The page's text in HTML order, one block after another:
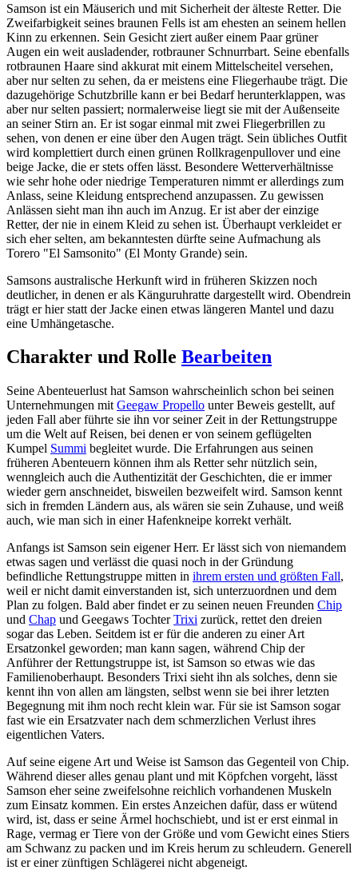
Samson ist ein Mäuserich und mit Sicherheit der älteste Retter. Die
Zweifarbigkeit seines braunen Fells ist am ehesten an seinem hellen
Kinn zu erkennen. Sein Gesicht ziert außer einem Paar grüner
Augen ein weit ausladender, rotbrauner Schnurrbart. Seine ebenfalls
rotbraunen Haare sind akkurat mit einem Mittelscheitel versehen,
aber nur selten zu sehen, da er meistens eine Fliegerhaube trägt. Die
dazugehörige Schutzbrille kann er bei Bedarf herunterklappen, was
aber nur selten passiert; normalerweise liegt sie mit der Außenseite
an seiner Stirn an. Er ist sogar einmal mit zwei Fliegerbrillen zu
sehen, von denen er eine über den Augen trägt. Sein übliches Outfit
wird komplettiert durch einen grünen Rollkragenpullover und eine
beige Jacke, die er stets offen lässt. Besondere Wetterverhältnisse
wie sehr hohe oder niedrige Temperaturen nimmt er allerdings zum
Anlass, seine Kleidung entsprechend anzupassen. Zu gewissen
Anlässen sieht man ihn auch im Anzug. Er ist aber der einzige
Retter, der nie in einem Kleid zu sehen ist. Überhaupt verkleidet er
sich eher selten, am bekanntesten dürfte seine Aufmachung als
Torero "El Samsonito" (El Monty Grande) sein.
Samsons australische Herkunft wird in früheren Skizzen noch
deutlicher, in denen er als Känguruhratte dargestellt wird. Obendrein
trägt er hier statt der Jacke einen etwas längeren Mantel und dazu
eine Umhängetasche.
Charakter und Rolle Bearbeiten
Seine Abenteuerlust hat Samson wahrscheinlich schon bei seinen
Unternehmungen mit Geegaw Propello unter Beweis gestellt, auf
jeden Fall aber führte sie ihn vor seiner Zeit in der Rettungstruppe
um die Welt auf Reisen, bei denen er von seinem geflügelten
Kumpel Summi begleitet wurde. Die Erfahrungen aus seinen
früheren Abenteuern können ihm als Retter sehr nützlich sein,
wenngleich auch die Authentizität der Geschichten, die er immer
wieder gern anschneidet, bisweilen bezweifelt wird. Samson kennt
sich in fremden Ländern aus, als wären sie sein Zuhause, und weiß
auch, wie man sich in einer Hafenkneipe korrekt verhält.
Anfangs ist Samson sein eigener Herr. Er lässt sich von niemandem
etwas sagen und verlässt die quasi noch in der Gründung
befindliche Rettungstruppe mitten in ihrem ersten und größten Fall,
weil er nicht damit einverstanden ist, sich unterzuordnen und dem
Plan zu folgen. Bald aber findet er zu seinen neuen Freunden Chip
und Chap und Geegaws TochterTrixi zurück, rettet den dreien
sogar das Leben. Seitdem ist er für die anderen zu einer Art
Ersatzonkel geworden; man kann sagen, während Chip der
Anführer der Rettungstruppe ist, ist Samson so etwas wie das
Familienoberhaupt. Besonders Trixi sieht ihn als solches, denn sie
kennt ihn von allen am längsten, selbst wenn sie bei ihrer letzten
Begegnung mit ihm noch recht klein war. Für sie ist Samson sogar
fast wie ein Ersatzvater nach dem schmerzlichen Verlust ihres
eigentlichen Vaters.
Auf seine eigene Art und Weise ist Samson das Gegenteil von Chip.
Während dieser alles genau plant und mit Köpfchen vorgeht, lässt
Samson eher seine zweifelsohne reichlich vorhandenen Muskeln
zum Einsatz kommen. Ein erstes Anzeichen dafür, dass er wütend
wird, ist, dass er seine Ärmel hochschiebt, und ist er erst einmal in
Rage, vermag er Tiere von der Größe und vom Gewicht eines Stiers
am Schwanz zu packen und im Kreis herum zu schleudern. Generell
ist er einer zünftigen Schlägerei nicht abgeneigt.